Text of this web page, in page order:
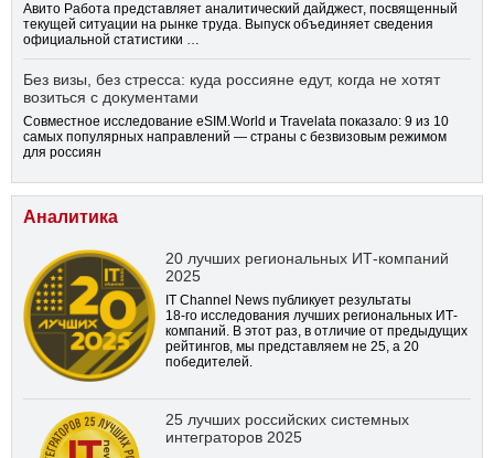
Авито Работа представляет аналитический дайджест, посвященный
текущей ситуации на рынке труда. Выпуск объединяет сведения
официальной статистики …
Без визы, без стресса: куда россияне едут, когда не хотят
возиться с документами
Совместное исследование eSIM.World и Travelata показало: 9 из 10
самых популярных направлений — страны с безвизовым режимом
для россиян
Аналитика
20 лучших региональных ИТ-компаний
2025
IT Channel News публикует результаты
18-го исследования лучших региональных ИТ-
компаний. В этот раз, в отличие от предыдущих
рейтингов, мы представляем не 25, а 20
победителей.
25 лучших российских системных
интеграторов 2025